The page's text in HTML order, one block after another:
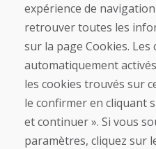
Achat
Boutique en
Expédition
Procédure
Politique de
Politique de
Gestion des
expérience de
retrouver toutes les
sur la page Cookies.
automatiquement
les cookies trouvés sur
le confirmer en cliquant
et continuer ». Si vous
paramètres, cliquez sur